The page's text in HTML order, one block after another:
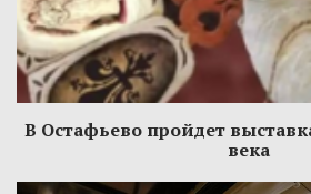
В Остафьево пройдет
века